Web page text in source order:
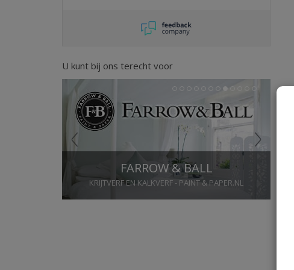
U kunt bij ons terecht voor
FARROW & BALL
KRIJTVERF EN KALKVERF - PAINT & PAPER.NL
Next
1 2 3 7 1112